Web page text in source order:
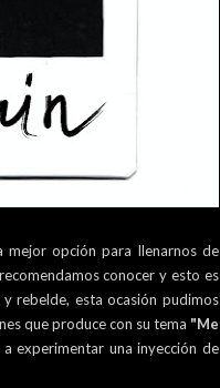
mejor opción para llenarnos de
conocer y esto es
rebelde, esta ocasión pudimos
que produce con su tema "Me
experimentar una inyección de